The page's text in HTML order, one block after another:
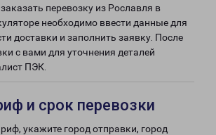
перевозку из Рославля в
необходимо ввести данные для
доставки и заполнить заявку. После
с вами для уточнения деталей
ПЭК.
и срок перевозки
укажите город отправки, город